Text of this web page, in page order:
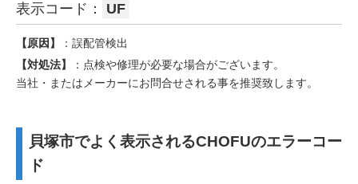
表示コード： UF
【原因】
：誤配管検出
【対処法】
：点検や修理が必要な場合がございます。
当社・またはメーカーにお問合せされる事を推奨致します。
貝塚市でよく表示されるCHOFUのエラーコー
ド